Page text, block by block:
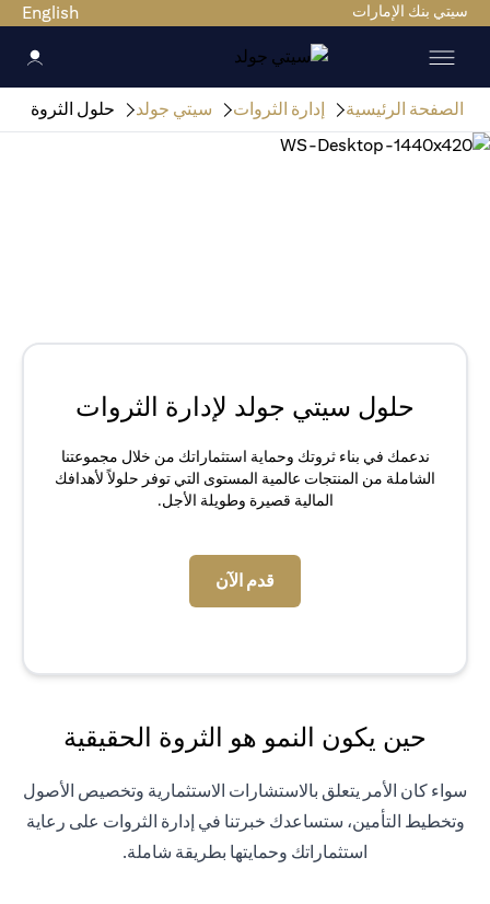
سيتي بنك الإمارات English
الصفحة الرئيسية إدارة الثروات سيتي جولد حلول الثروة
حلول سيتي جولد لإدارة الثروات
ندعمك في بناء ثروتك وحماية استثماراتك من خلال مجموعتنا
الشاملة من المنتجات عالمية المستوى التي توفر حلولاً لأهدافك
المالية قصيرة وطويلة الأجل.
قدم الآن
حين يكون النمو هو الثروة الحقيقية
سواء كان الأمر يتعلق بالاستشارات الاستثمارية وتخصيص الأصول
وتخطيط التأمين، ستساعدك خبرتنا في إدارة الثروات على رعاية
استثماراتك وحمايتها بطريقة شاملة.